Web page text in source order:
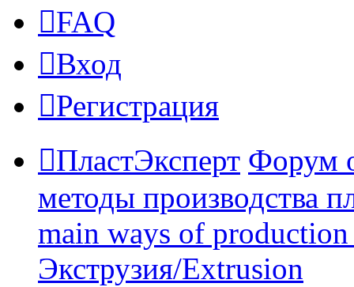
FAQ
Вход
Регистрация
ПластЭксперт Форум
методы производства
main ways of
Экструзия/Extrusion